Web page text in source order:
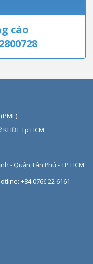
cáo
(PME)
KHĐT Tp HCM.
- Quận Tân Phú - TP HCM
+84 0766 22 6161 -